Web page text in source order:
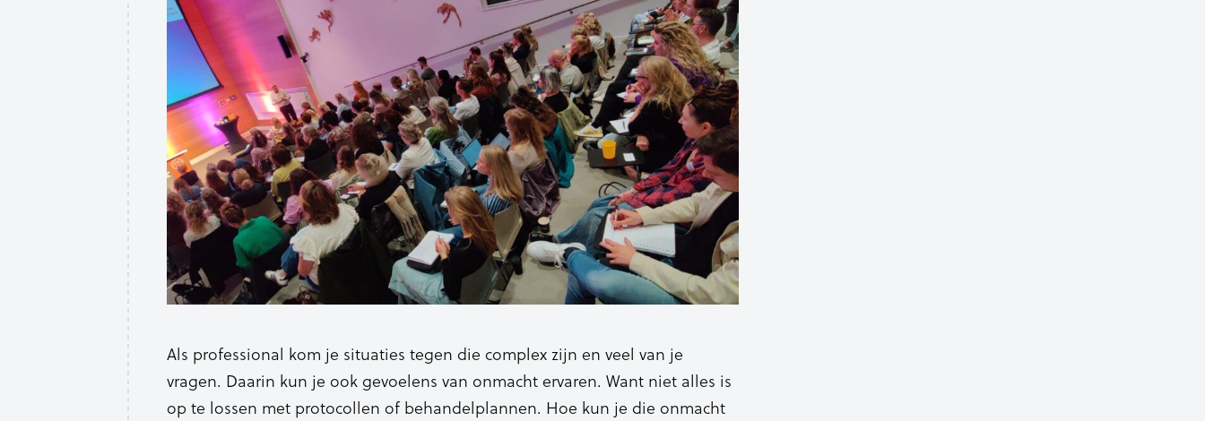
Als professional kom je situaties tegen die complex zijn en veel van je
vragen. Daarin kun je ook gevoelens van onmacht ervaren. Want niet alles is
op te lossen met protocollen of behandelplannen. Hoe kun je die onmacht